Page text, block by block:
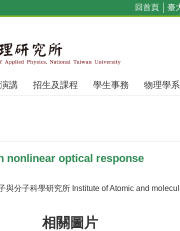
回首頁 臺
講 招生及課程 學生事務 物理學
nonlinear optical response
與分子科學研究所 Institute of Atomic and
相關圖片